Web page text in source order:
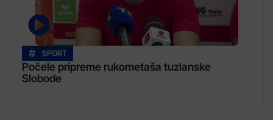
SPORT
Počele pripreme rukometaša tuzlanske
Slobode